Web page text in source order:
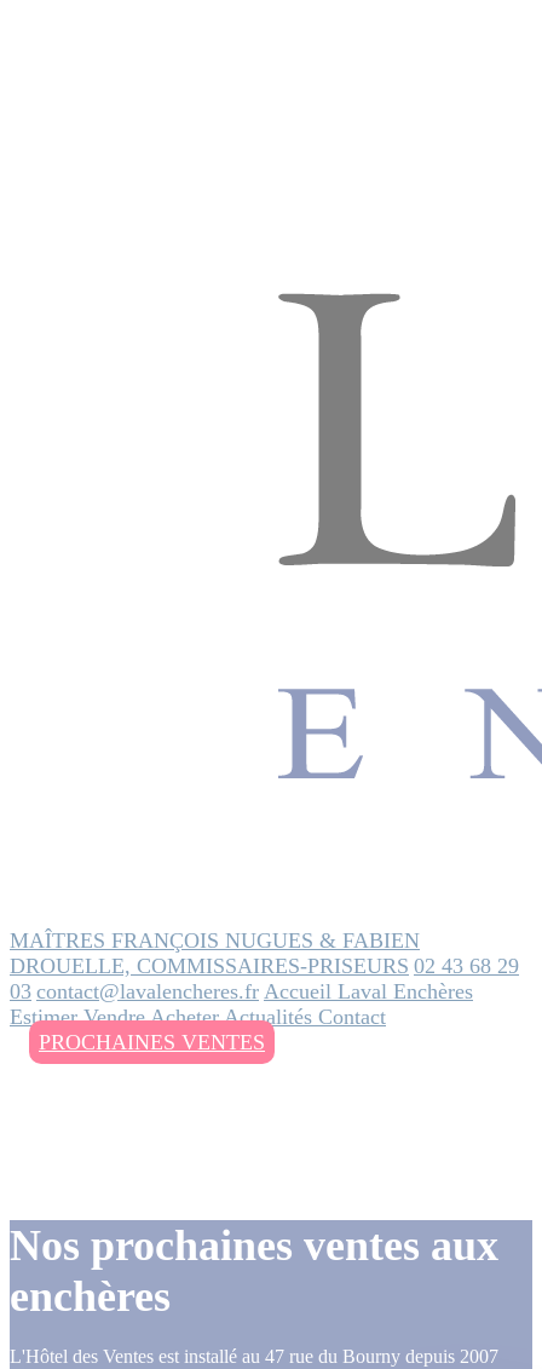
MAÎTRES FRANÇOIS NUGUES & FABIEN
DROUELLE, COMMISSAIRES-PRISEURS 02 43 68 29
03 contact@lavalencheres.fr Accueil Laval Enchères
EstimerVendreAcheterActualités Contact
PROCHAINES VENTES
Nos prochaines ventes aux
enchères
L'Hôtel des Ventes est installé au 47 rue du Bourny depuis 2007